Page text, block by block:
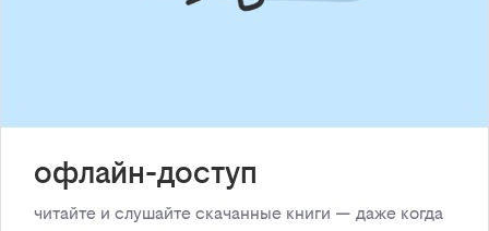
офлайн-доступ
читайте и слушайте скачанные книги — даже когда